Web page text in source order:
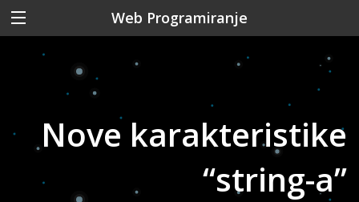
Web Programiranje
Nove karakteristike
“string-a”